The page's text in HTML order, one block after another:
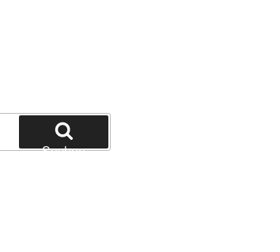
Suchen